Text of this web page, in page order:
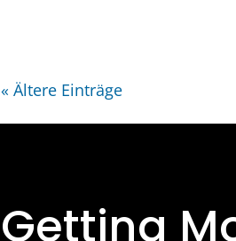
« Ältere Einträge
Getting